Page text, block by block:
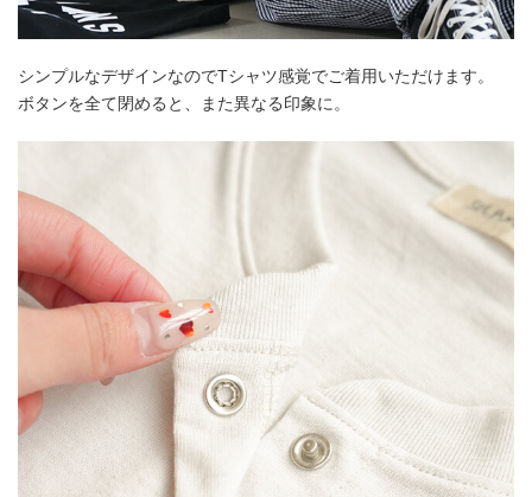
シンプルなデザインなのでTシャツ感覚でご着用いただけます。
ボタンを全て閉めると、また異なる印象に。